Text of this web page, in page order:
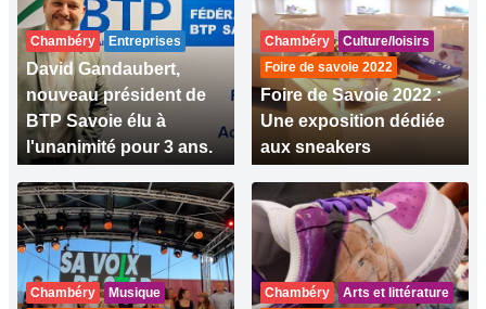
Chambéry Entreprises
David Gandaubert,
nouveau président de
BTP Savoie élu à
l'unanimité pour 3 ans.
Chambéry
Culture/loisirs
Foire de savoie 2022
Foire de Savoie 2022 :
Une exposition dédiée
aux sneakers
Chambéry
Musique
Chambéry
Arts et littérature